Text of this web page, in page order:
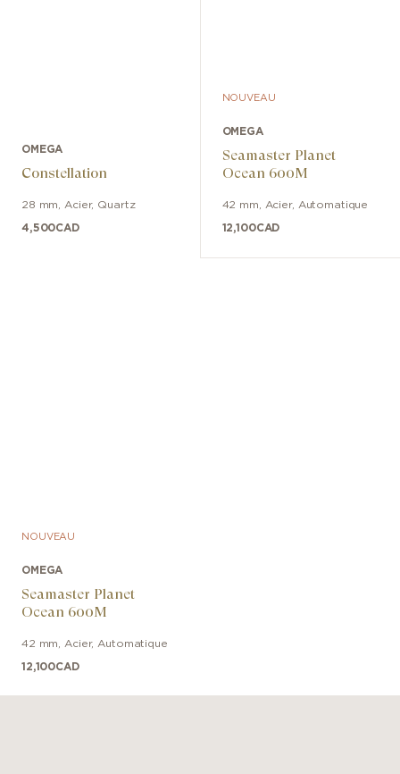
OMEGA
Constellation
28 mm Acier, Quartz
4,500CAD
NOUVEAU
OMEGA
Seamaster Planet
Ocean 600M
42 mm Acier, Automatique
12,100CAD
NOUVEAU
OMEGA
Seamaster Planet
Ocean 600M
42 mm Acier, Automatique
12,100CAD